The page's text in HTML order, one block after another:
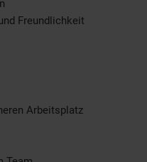
Freundlichkeit
Arbeitsplatz